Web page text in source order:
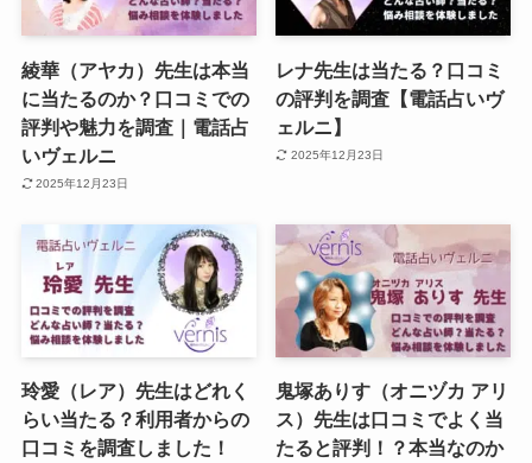
綾華（アヤカ）先生は本当
に当たるのか？口コミでの
評判や魅力を調査｜電話占
いヴェルニ
2025年12月23日
レナ先生は当たる？口コミ
の評判を調査【電話占いヴ
ェルニ】
2025年12月23日
玲愛（レア）先生はどれく
らい当たる？利用者からの
口コミを調査しました！
鬼塚ありす（オニヅカ アリ
ス）先生は口コミでよく当
たると評判！？本当なのか